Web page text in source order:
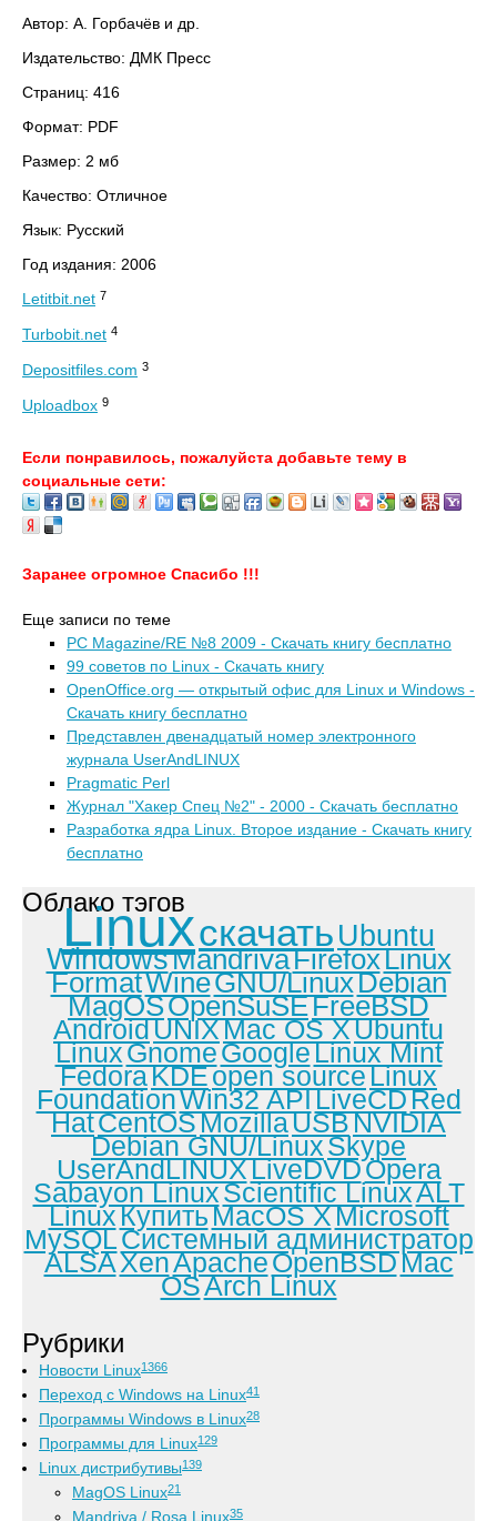
Автор: А. Горбачёв и др.
Издательство: ДМК Пресс
Страниц: 416
Формат: PDF
Размер: 2 мб
Качество: Отличное
Язык: Русский
Год издания: 2006
Letitbit.net 7
Turbobit.net 4
Depositfiles.com 3
Uploadbox 9
Если понравилось, пожалуйста добавьте тему в
социальные сети:
Заранее огромное Спасибо !!!
Еще записи по теме
PC Magazine/RE №8 2009 - Скачать книгу бесплатно
99 советов по Linux - Скачать книгу
OpenOffice.org — открытый офис для Linux и Windows -
Скачать книгу бесплатно
Представлен двенадцатый номер электронного
журнала UserAndLINUX
Pragmatic Perl
Журнал "Хакер Спец №2" - 2000 - Скачать бесплатно
Разработка ядра Linux. Второе издание - Скачать книгу
бесплатно
Облако тэгов
Linuxскачать Ubuntu
WindowsMandrivaFirefoxLinux
FormatWineGNU/LinuxDebian
MagOSOpenSuSEFreeBSD
AndroidUNIXMac OS XUbuntu
LinuxGnomeGoogleLinux Mint
FedoraKDEopen sourceLinux
FoundationWin32 APILiveCDRed
HatCentOSMozillaUSBNVIDIA
Debian GNU/LinuxSkype
UserAndLINUXLiveDVDOpera
Sabayon LinuxScientific LinuxALT
LinuxКупитьMacOS XMicrosoft
MySQLСистемный администратор
ALSAXenApacheOpenBSDMac
OSArch Linux
Рубрики
Новости Linux1366
Переход с Windows на Linux41
Программы Windows в Linux28
Программы для Linux129
Linux дистрибутивы139
MagOS Linux21
Mandriva / Rosa Linux35